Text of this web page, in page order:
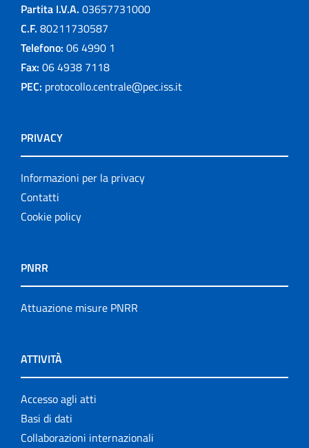
Partita I.V.A. 03657731000
C.F. 80211730587
Telefono: 06 4990 1
Fax: 06 4938 7118
PEC: protocollo.centrale@pec.iss.it
PRIVACY
Informazioni per la privacy
Contatti
Cookie policy
PNRR
Attuazione misure PNRR
ATTIVITÀ
Accesso agli atti
Basi di dati
Collaborazioni internazionali